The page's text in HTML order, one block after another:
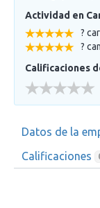
Actividad en
?
?
Calificaciones
Datos de la
Calificaciones